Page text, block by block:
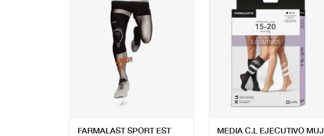
FARMALAST SPORT EST MEDIA C.L EJECUTIVO MUJ